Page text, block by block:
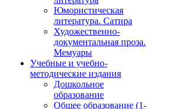
Юмористическая
литература. Сатира
Художественно-
документальная проза.
Мемуары
Учебные и учебно-
методические издания
Дошкольное
образование
Общее образование (1-